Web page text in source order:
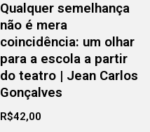
Qualquer semelhança
não é mera
coincidência: um olhar
para a escola a partir
do teatro | Jean Carlos
Gonçalves
R$42,00